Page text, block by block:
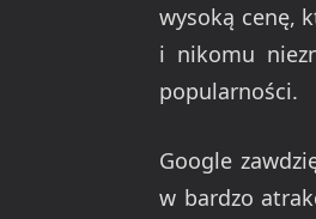
wysoką cenę,
i nikomu
popularności.
Google
w bardzo